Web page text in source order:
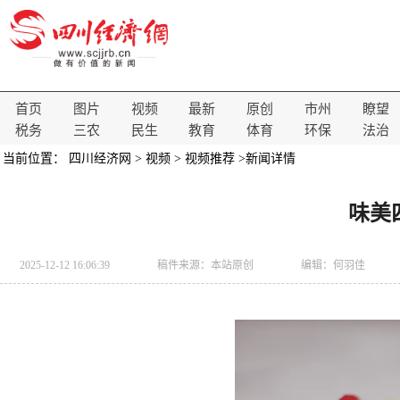
首页 图片 视频 最新 原创 市州
瞭望
税务
三农 民生 教育 体育 环保 法治
当前位置： 四川经济网 > 视频 > 视频推荐 >新闻详情
味美
2025-12-12 16:06:39 稿件来源： 本站原创 编辑：何羽佳